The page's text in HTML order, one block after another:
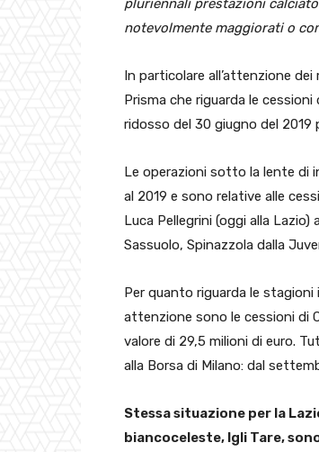
pluriennali prestazioni
notevolmente maggiorati o
In particolare all’attenzione
Prisma che riguarda le
ridosso del 30 giugno del 2019
Le operazioni sotto la lente di
al 2019 e sono relative alle
Luca Pellegrini (oggi alla
Sassuolo, Spinazzola dalla
Per quanto riguarda le
attenzione sono le cessioni di
valore di 29,5 milioni di euro.
alla Borsa di Milano: dal
Stessa situazione per la
biancoceleste, Igli Tare,